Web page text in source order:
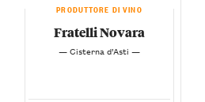
PRODUTTORE DI VINO
Fratelli Novara
— Cisterna d’Asti —